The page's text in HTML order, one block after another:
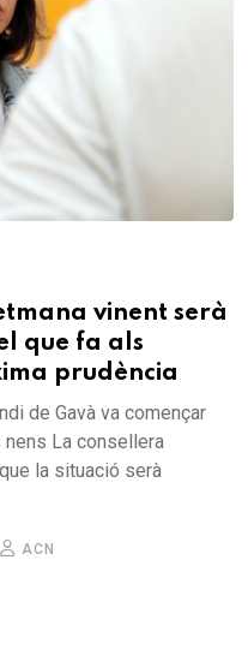
vinent serà
que fa als
prudència
de Gavà va començar
La consellera
la situació serà
ACN